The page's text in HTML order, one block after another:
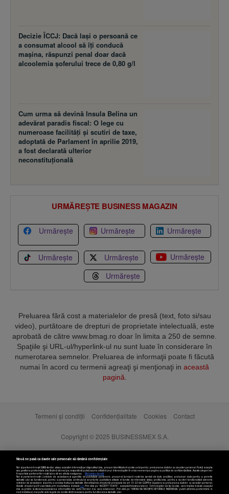
Decizie ÎCCJ: Dacă laşi o persoană ce
a consumat alcool să îţi conducă
maşina, răspunzi penal doar dacă
alcoolemia şoferului trece de 0,80 g/l
Cum urma să devină Insula Belina un
adevărat paradis fiscal: O lege cu
numeroase facilităţi şi scutiri de taxe,
adoptată de Parlament în aprilie 2019,
a fost declarată ulterior
neconstituţională
URMĂREȘTE BUSINESS MAGAZIN
Urmărește Urmărește Urmărește
Urmărește Urmărește
Urmărește
Urmărește
Preluarea fără cost a materialelor de presă (text, foto si/sau
video), purtătoare de drepturi de proprietate intelectuală, este
aprobată de către www.bmag.ro doar în limita a 250 de semne.
Spaţiile şi URL-ul/hyperlink-ul nu sunt luate în considerare în
numerotarea semnelor. Preluarea de informaţii poate fi făcută
numai în acord cu termenii agreaţi şi menţionaţi in această
pagină
Termeni și condiții Confidențialitate Cookies Contact
Copyright © 2025 BUSINESSMEX S.A.
Nouă ne pasă ca datele tale personale să rămână confidențiale
Noi și partenerii noștri589stocăm și/sau accesăm informații pe dispozitivul dvs., precum identificatorii cookie unici pentru prelucrarea datelor cu caracter personal. Puteți accepta
sau gestiona preferințele dvs. făcând clic mai jos, respectiv vă puteți opune utilizării unui interes legitim în orice moment pe pagina cu politica de confidențialitate. Aceste alegeri vor
fi raportate partenerilor noștri și nu vă vor afecta navigarea.
Mai multe detalii
Noi si partenerii nostri (retelele de socializare si agentiile de publicitate partenere, precum si furnizorii nostri de servicii de date analitice) prelucram date pentru a permite
website-ului sa functioneze, pentru a personaliza continutul si anunturile publicitare afisate in functie de interesele si/sau profilul dvs., pentru a va oferi functionalitati aferente
retelelor de socializare si pentru a analiza traficul pe website. Beneficiati de drepturile prevazute de art. 15-22 din GDPR in legatura cu prelucrarea datelor cu caracter personal.
Aceste drepturi pot fi exercitate prin modalitatea indicataaici. Prin click pe “ACCEPT TOATE”, acceptati folosirea tuturor Tehnologiilor de tip Cookie, care implica inclusiv acceptul
dvs. cu privire la stocarea/accesarea informatiilor de catre Vendor-ii cu care colaboram. Prin click pe “VREAU SA MODIFIC SETARILE INDIVIDUAL” puteti schimba preferintele in
mod individual, mai putin cele legate de cookie strict necesare pentru functionarea website-ului.